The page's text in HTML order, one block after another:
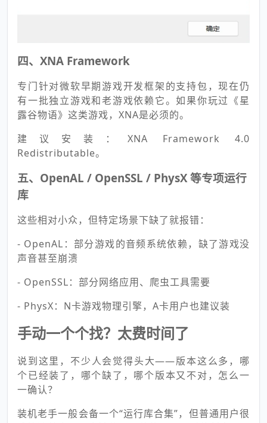
四、XNA Framework
专门针对微软早期游戏开发框架的支持包，现在仍
有一批独立游戏和老游戏依赖它。如果你玩过《星
露谷物语》这类游戏，XNA是必须的。
建议安装：XNA Framework 4.0
Redistributable。
五、OpenAL / OpenSSL / PhysX 等专项运行
库
这些相对小众，但特定场景下缺了就报错：
- OpenAL：部分游戏的音频系统依赖，缺了游戏没
声音甚至崩溃
- OpenSSL：部分网络应用、爬虫工具需要
- PhysX：N卡游戏物理引擎，A卡用户也建议装
手动一个个找？太费时间了
说到这里，不少人会觉得头大——版本这么多，哪
个已经装了，哪个缺了，哪个版本又不对，怎么一
一确认？
装机老手一般会备一个“运行库合集”，但普通用户很